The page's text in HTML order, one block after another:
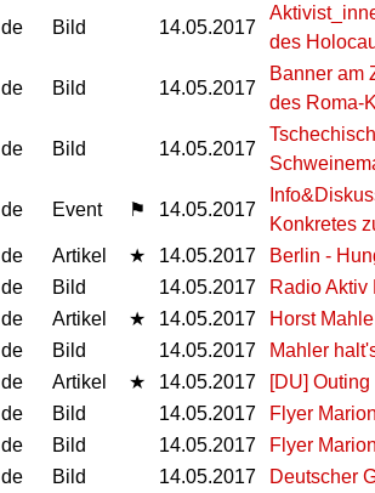
de Bild 14.05.2017
des
de Bild 14.05.2017
Banner am
des Roma-
de Bild 14.05.2017
de Event ⚑ 14.05.2017
Konkretes
de Artikel ★ 14.05.2017
Berlin -
de Bild 14.05.2017
Radio Aktiv
de Artikel ★ 14.05.2017
Horst
de Bild 14.05.2017
Mahler
de Artikel ★ 14.05.2017
[DU]
de Bild 14.05.2017
Flyer
de Bild 14.05.2017
Flyer
de Bild 14.05.2017 Deutscher